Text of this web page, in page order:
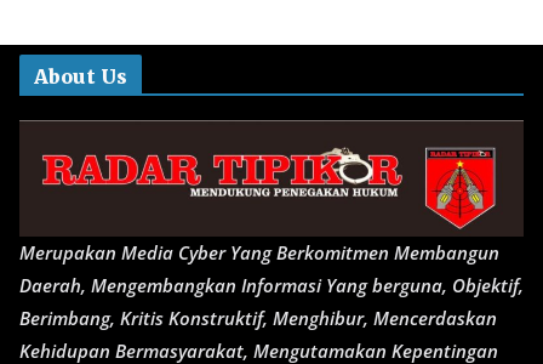
o
k
p
p
About Us
Merupakan Media Cyber Yang Berkomitmen Membangun
Daerah, Mengembangkan Informasi Yang berguna, Objektif,
Berimbang, Kritis Konstruktif, Menghibur, Mencerdaskan
Kehidupan Bermasyarakat, Mengutamakan Kepentingan